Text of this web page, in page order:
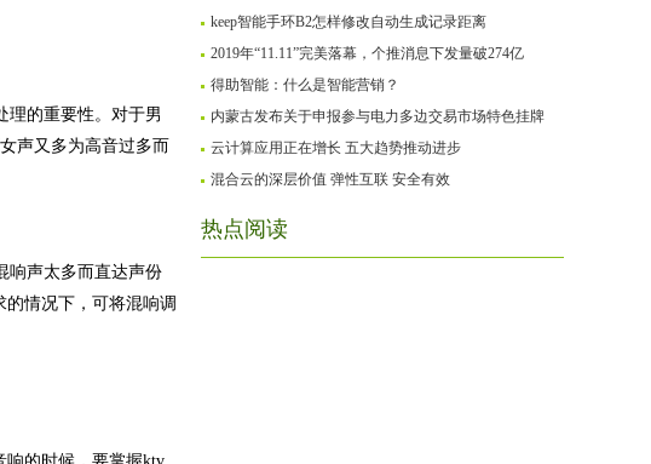
的重要性。对于男
声又多为高音过多而
声太多而直达声份
情况下，可将混响调
keep智能手环B2怎样修改自动生成记录距离
2019年“11.11”完美落幕，个推消息下发量破274亿
得助智能：什么是智能营销？
内蒙古发布关于申报参与电力多边交易市场特色挂牌
云计算应用正在增长 五大趋势推动进步
混合云的深层价值 弹性互联 安全有效
热点阅读